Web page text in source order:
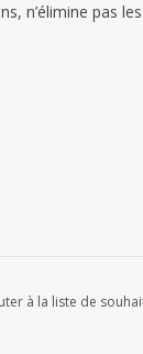
n’élimine pas
à la liste de